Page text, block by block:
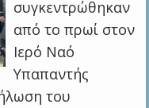
συγκεντρώθηκαν
από το πρωί στον
Ιερό Ναό
Υπαπαντής
του